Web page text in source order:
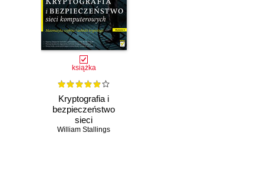
książka
Kryptografia i
bezpieczeństwo
sieci
komputerowych.
William Stallings